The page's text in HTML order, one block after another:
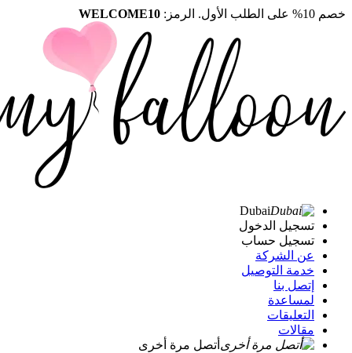
خصم 10% على الطلب الأول. الرمز: WELCOME10
Dubai
تسجيل الدخول
تسجيل حساب
عن الشركة
خدمة التوصيل
إتصل بنا
لمساعدة
التعليقات
مقالات
أتصل مرة أخرى